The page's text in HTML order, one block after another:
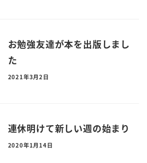
お勉強友達が本を出版しまし
た
2021年3月2日
連休明けて新しい週の始まり
2020年1月14日